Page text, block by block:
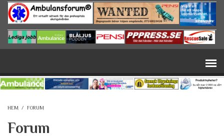
Hoppa till huvudinnehåll
HEM / FORUM
Forum